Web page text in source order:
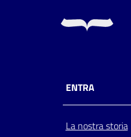
ENTRA
La nostra storia